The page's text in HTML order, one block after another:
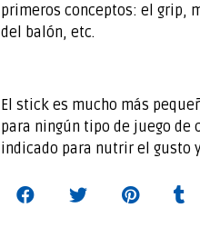
primeros conceptos: el grip,
del balón, etc.
El stick es mucho más
para ningún tipo de juego de
indicado para nutrir el gusto